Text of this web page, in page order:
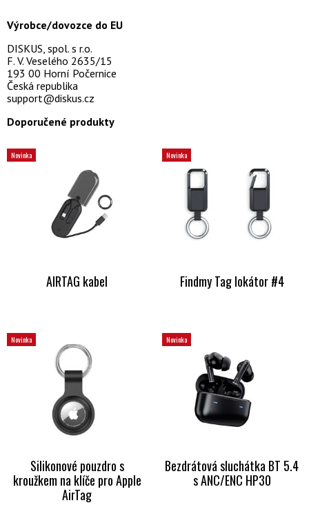
Výrobce/dovozce do EU
DISKUS, spol. s r.o.
F. V. Veselého 2635/15
193 00 Horní Počernice
Česká republika
support@diskus.cz
Doporučené produkty
Novinka
AIRTAG kabel
Novinka
Findmy Tag lokátor #4
Novinka
Silikonové pouzdro s
kroužkem na klíče pro Apple
AirTag
Novinka
Bezdrátová sluchátka BT 5.4
s ANC/ENC HP30